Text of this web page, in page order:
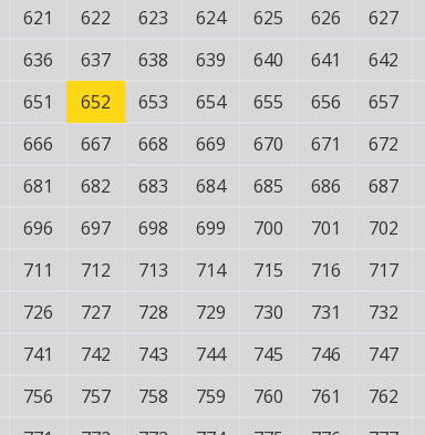
621 622 623 624 625 626 627
636 637 638 639 640 641 642
651 652 653 654 655 656 657
666 667 668 669 670 671 672
681 682 683 684 685 686 687
696 697 698 699 700 701 702
711 712 713 714 715 716 717
726 727 728 729 730 731 732
741 742 743 744 745 746 747
756 757 758 759 760 761 762